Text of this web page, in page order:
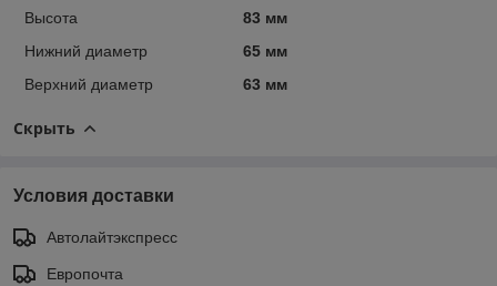
Высота
83 мм
Нижний диаметр
65 мм
Верхний диаметр
63 мм
Скрыть
Условия доставки
Автолайтэкспресс
Европочта